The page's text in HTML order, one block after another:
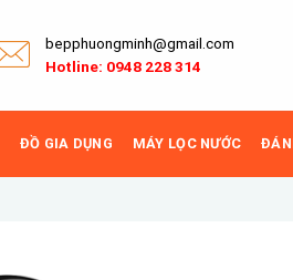
bepphuongminh@gmail.com
Hotline: 0948 228 314
ĐỒ GIA DỤNG MÁY LỌC NƯỚC